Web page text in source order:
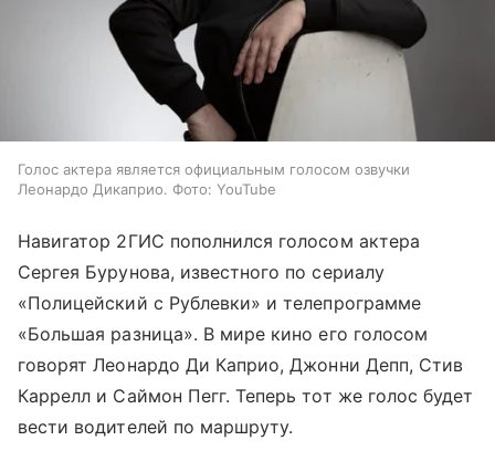
Голос актера является официальным голосом озвучки
Леонардо Дикаприо. Фото: YouTube
Навигатор 2ГИС пополнился голосом актера
Сергея Бурунова, известного по сериалу
«Полицейский с Рублевки» и телепрограмме
«Большая разница». В мире кино его голосом
говорят Леонардо Ди Каприо, Джонни Депп, Стив
Каррелл и Саймон Пегг. Теперь тот же голос будет
вести водителей по маршруту.